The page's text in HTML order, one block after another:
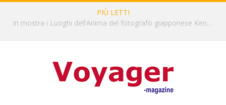
PIÙ LETTI
L’Oltrepò pavese si valorizza attraverso 15 percorsi enoturistici